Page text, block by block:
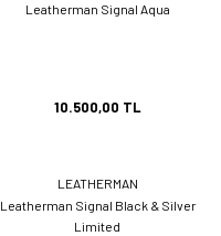
Leatherman Signal Aqua
10.500,00 TL
LEATHERMAN
Leatherman Signal Black & Silver
Limited